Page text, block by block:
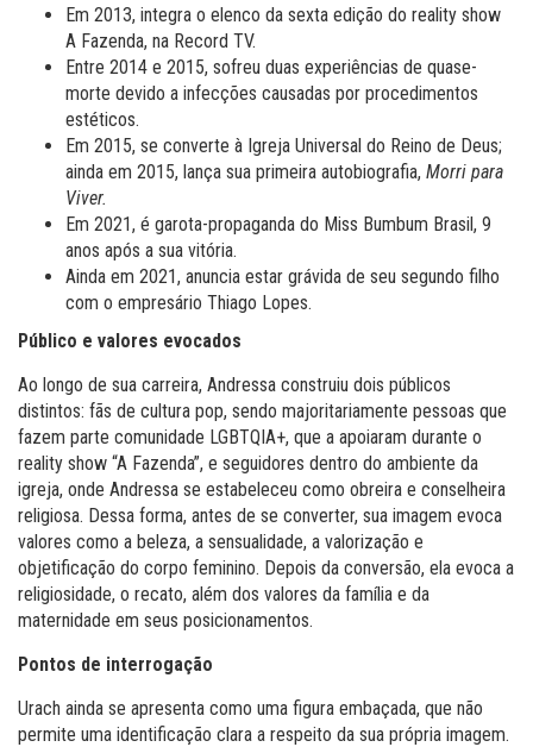
Em 2013, integra o elenco da sexta edição do reality show
A Fazenda, na Record TV.
Entre 2014 e 2015, sofreu duas experiências de quase-
morte devido a infecções causadas por procedimentos
estéticos.
Em 2015, se converte à Igreja Universal do Reino de Deus;
ainda em 2015, lança sua primeira autobiografia, Morri para
Viver.
Em 2021, é garota-propaganda do Miss Bumbum Brasil, 9
anos após a sua vitória.
Ainda em 2021, anuncia estar grávida de seu segundo filho
com o empresário Thiago Lopes.
Público e valores evocados
Ao longo de sua carreira, Andressa construiu dois públicos
distintos: fãs de cultura pop, sendo majoritariamente pessoas que
fazem parte comunidade LGBTQIA+, que a apoiaram durante o
reality show “A Fazenda”, e seguidores dentro do ambiente da
igreja, onde Andressa se estabeleceu como obreira e conselheira
religiosa. Dessa forma, antes de se converter, sua imagem evoca
valores como a beleza, a sensualidade, a valorização e
objetificação do corpo feminino. Depois da conversão, ela evoca a
religiosidade, o recato, além dos valores da família e da
maternidade em seus posicionamentos.
Pontos de interrogação
Urach ainda se apresenta como uma figura embaçada, que não
permite uma identificação clara a respeito da sua própria imagem.